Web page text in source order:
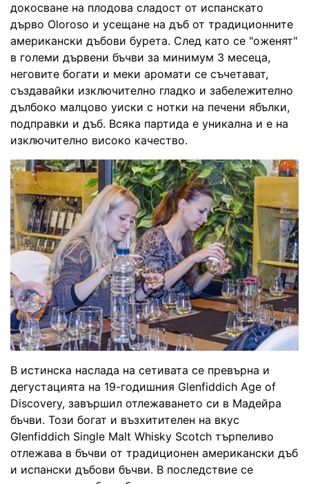
докосване на плодова сладост от испанскато
дърво Oloroso и усещане на дъб от традиционните
американски дъбови бурета. След като се "оженят"
в големи дървени бъчви за минимум 3 месеца,
неговите богати и меки аромати се съчетават,
създавайки изключително гладко и забележително
дълбоко малцово уиски с нотки на печени ябълки,
подправки и дъб. Всяка партида е уникална и е на
изключително високо качество.
В истинска наслада на сетивата се превърна и
дегустацията на 19-годишния Glenfiddich Age of
Discovery, завършил отлежаването си в Мадейра
бъчви. Този богат и възхитителен на вкус
Glenfiddich Single Malt Whisky Scotch търпеливо
отлежава в бъчви от традиционен американски дъб
и испански дъбови бъчви. В последствие се